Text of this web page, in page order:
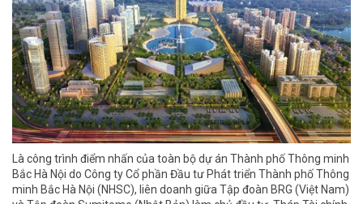
Là công trình điểm nhấn của toàn bộ dự án Thành phố Thông minh
Bắc Hà Nội do Công ty Cổ phần Đầu tư Phát triển Thành phố Thông
minh Bắc Hà Nội (NHSC), liên doanh giữa Tập đoàn BRG (Việt Nam)